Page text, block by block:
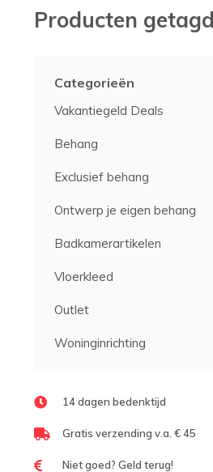
Producten
Categorieën
Vakantiegeld Deals
Behang
Exclusief behang
Ontwerp je eigen behang
Badkamerartikelen
Vloerkleed
Outlet
Woninginrichting
14 dagen bedenktijd
Gratis verzending v.a. € 45
Niet goed? Geld terug!